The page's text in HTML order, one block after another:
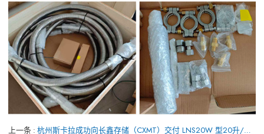
上一条 杭州斯卡拉成功向长鑫存储（CXMT）交付 LNS20W 型20升/天液氮发生器